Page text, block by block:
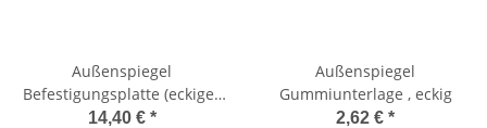
Außenspiegel
Befestigungsplatte (eckiger
Spiegel)
14,40 € *
Außenspiegel
Gummiunterlage , eckig
2,62 € *